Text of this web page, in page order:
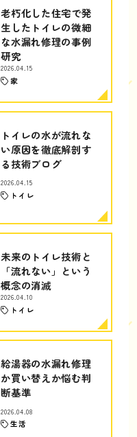
老朽化した住宅で発
生したトイレの微細
な水漏れ修理の事例
研究
2026.04.15
家
トイレの水が流れな
い原因を徹底解剖す
る技術ブログ
2026.04.15
トイレ
未来のトイレ技術と
「流れない」という
概念の消滅
2026.04.10
トイレ
給湯器の水漏れ修理
か買い替えか悩む判
断基準
2026.04.08
生活